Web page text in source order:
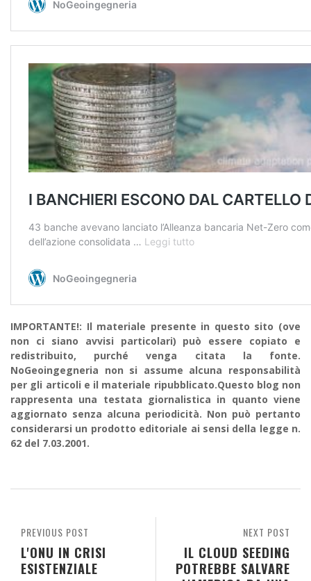
IMPORTANTE!: Il materiale presente in questo sito (ove
non ci siano avvisi particolari) può essere copiato e
redistribuito, purché venga citata la fonte.
NoGeoingegneria non si assume alcuna responsabilità
per gli articoli e il materiale ripubblicato.Questo blog non
rappresenta una testata giornalistica in quanto viene
aggiornato senza alcuna periodicità. Non può pertanto
considerarsi un prodotto editoriale ai sensi della legge n.
62 del 7.03.2001.
NEXT POST
IL CLOUD SEEDING
POTREBBE SALVARE
PREVIOUS POST
L'ONU IN CRISI
ESISTENZIALE